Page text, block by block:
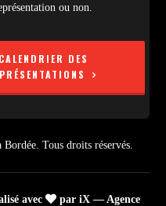
ou non.
CALENDRIER DES
Tous droits réservés.
avec
par iX — Agence